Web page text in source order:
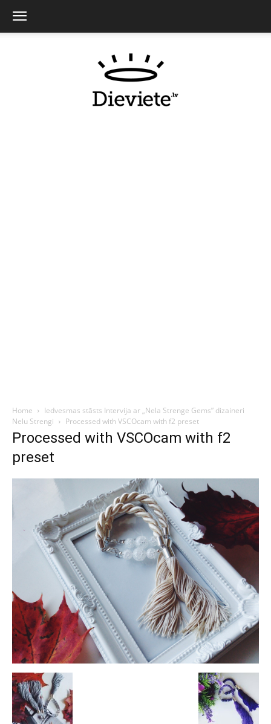
Home
Iedvesmas stāsts Intervija ar „Nela Strenge Gems” dizaineri
Nelu Strengi
Processed with VSCOcam with f2 preset
Processed with VSCOcam with f2
preset